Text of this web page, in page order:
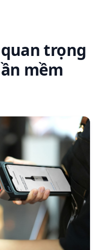
trọng
mềm